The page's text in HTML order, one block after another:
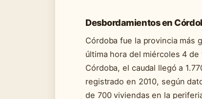
Desbordamientos en
Córdoba fue la provincia más
última hora del miércoles 4
Córdoba, el caudal llegó a
registrado en 2010, según
de 700 viviendas en la